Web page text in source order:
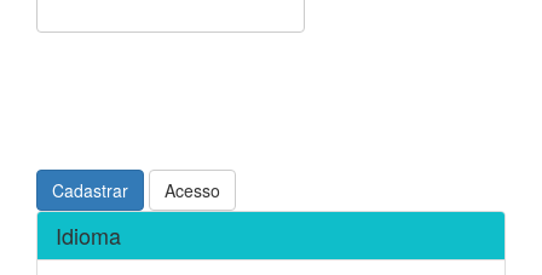
Cadastrar Acesso
Idioma